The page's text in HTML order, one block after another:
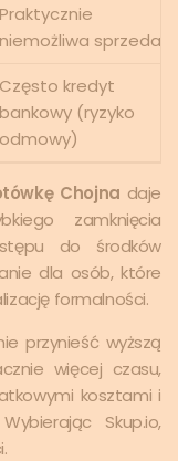
Praktycznie
niemożliwa sprzedaż
Często kredyt
bankowy (ryzyko
odmowy)
Chojna daje
zamknięcia
do środków
dla osób, które
formalności.
przynieść wyższą
więcej czasu,
kosztami i
Skup.io,